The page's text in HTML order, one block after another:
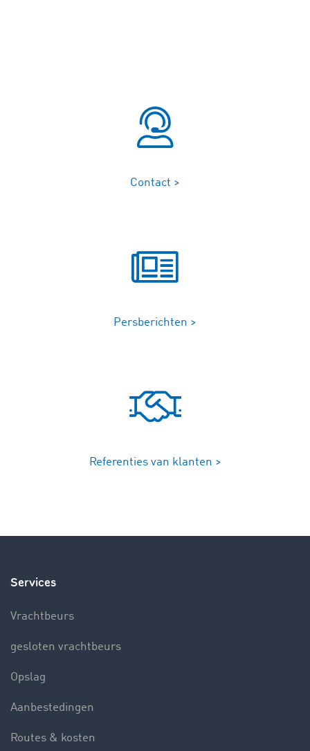
Contact >
Persberichten >
Referenties van klanten >
Services
Vrachtbeurs
gesloten vrachtbeurs
Opslag
Aanbestedingen
Routes & kosten